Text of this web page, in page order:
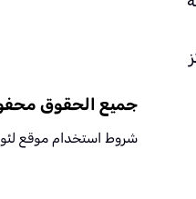
جميع الحقوق
شروط استخدام موقع